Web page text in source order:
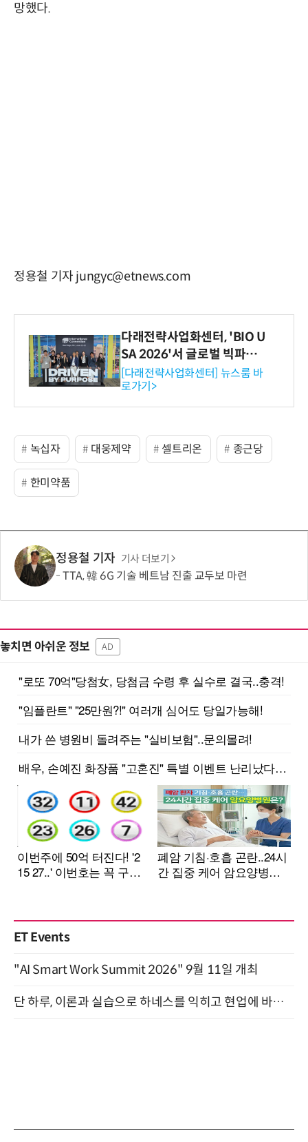
망했다.
정용철 기자 jungyc@etnews.com
다래전략사업화센터, 'BIO U
SA 2026'서 글로벌 빅파마
와의 비즈니스 미팅 지원…K
-바이오 해외 진출 교두보 확
보
[다래전략사업화센터] 뉴스룸 바
로가기>
녹십자 대웅제약 셀트리온 종근당
한미약품
정용철 기자 기사 더보기
TTA, 韓 6G 기술 베트남 진출 교두보 마련
놓치면 아쉬운 정보 AD
ET Events
"AI Smart Work Summit 2026" 9월 11일 개최
단 하루, 이론과 실습으로 하네스를 익히고 현업에 바로 쓰는 핸즈온 워크숍 (8/20)